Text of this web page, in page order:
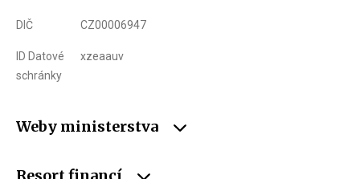
DIČ CZ00006947
ID Datové
schránky
xzeaauv
Weby ministerstva